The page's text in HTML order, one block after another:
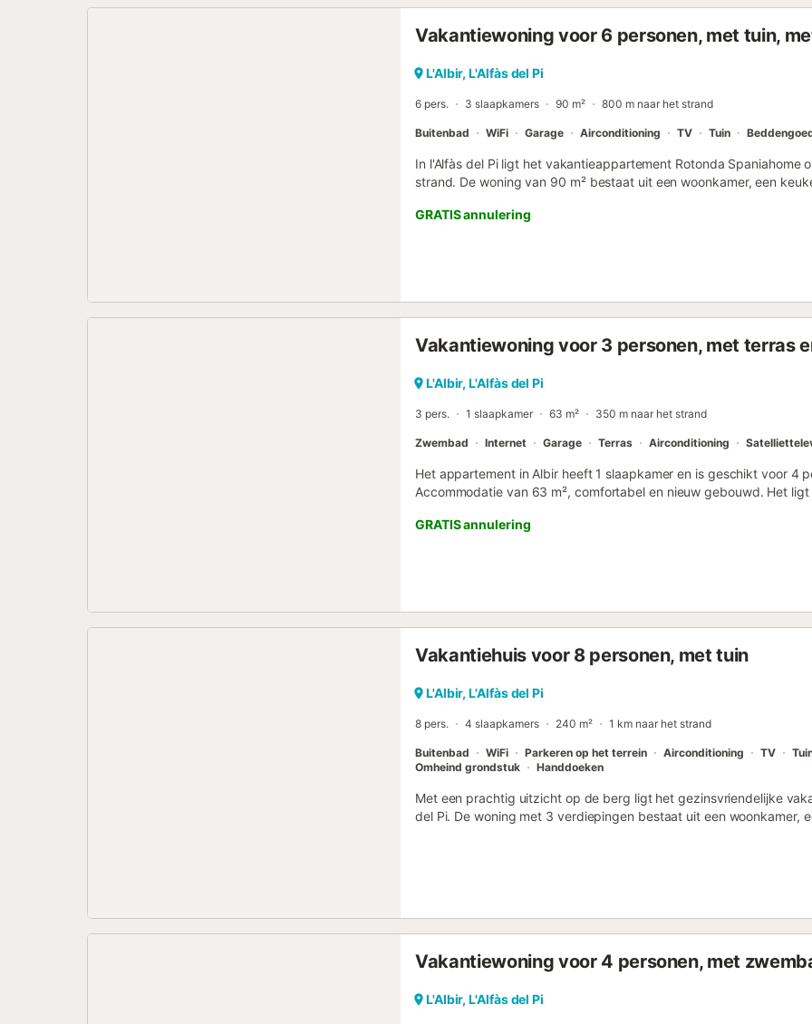
Vakantiewoning voor 6 personen, met tuin,
L'Albir, L'Alfàs del Pi
6 pers. 3 slaapkamers 90 m² 800 m naar het strand
Buitenbad WiFi Garage Airconditioning TV Tuin
In l'Alfàs del Pi ligt het vakantieappartement Rotonda Spaniahome
strand. De woning van 90 m² bestaat uit een woonkamer, een
wasmachine. Het vakantieappartement heeft ook een gedeeld
afkoelen. De woning ligt vlakbij Playa de Albir. Huisdieren, roken
toegestaan. Deze accommodatie is alleen geschikt voor gezinnen.
GRATIS annulering
Vakantiewoning voor 3 personen, met terras
L'Albir, L'Alfàs del Pi
3 pers. 1 slaapkamer 63 m² 350 m naar het strand
Zwembad Internet Garage Terras Airconditioning
Het appartement in Albir heeft 1 slaapkamer en is geschikt voor 4
Accommodatie van 63 m², comfortabel en nieuw gebouwd. Het
"Consum", 500 m van het rotsstrand "Playa del Albir", 560 m van
de stad "Alfaz del Pi", 3 km van het rotsstrand "Playa de la Roda -
van het rotsstrand "Playa Mascarat - Altea", 6 km van de stad
"Playa Benidorm (Rincón de Loix)", 7 km van het busstation
de luchthaven "Aeropuerto Alicante-Altet" en bevindt zich in een
gebouw, 2 televisies, satelliet-tv (Talen: Engels, Duits, Nederlands,
servies/bestek, keukengerei, koffiezetapparaat, broodrooster,
GRATIS annulering
Vakantiehuis voor 8 personen, met tuin
L'Albir, L'Alfàs del Pi
8 pers. 4 slaapkamers 240 m² 1 km naar het strand
Buitenbad WiFi Parkeren op het terrein Airconditioning TV
Omheind grondstuk
Handdoeken
Met een prachtig uitzicht op de berg ligt het gezinsvriendelijke
del Pi. De woning met 3 verdiepingen bestaat uit een woonkamer,
speed Wi-Fi (geschikt voor videogesprekken), een tv,
vakantiewoning beschikt over een privé zwembad, open en
buitendouche. De woning ligt dicht bij het strand en het openbaar
parkeerplaats beschikbaar op het terrein en er is gratis
Vakantiewoning voor 4 personen, met
L'Albir, L'Alfàs del Pi